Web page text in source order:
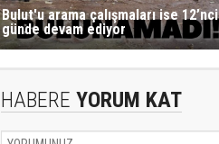
Bulut'u arama çalışmaları ise 12’nci
günde devam ediyor
HABERE YORUM KAT